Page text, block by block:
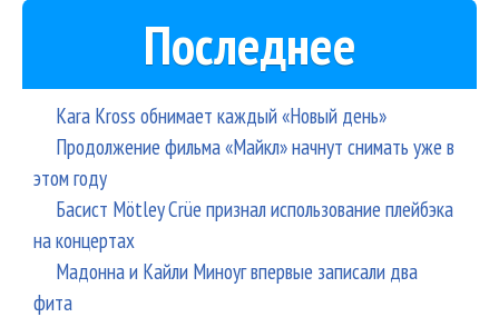
Последнее
Kara Kross обнимает каждый «Новый день»
Продолжение фильма «Майкл» начнут снимать уже в
этом году
Басист Mötley Crüe признал использование плейбэка
на концертах
Мадонна и Кайли Миноуг впервые записали два
фита